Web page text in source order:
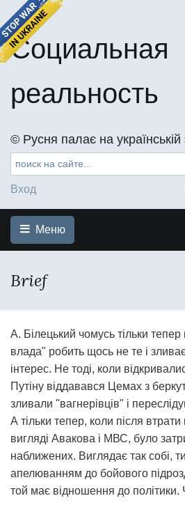
Социальная
реальность
©️ Русня палає на українській
Вход
Меню
Brief
А. Білецький чомусь тільки
влада" робить щось не те і
інтерес. Не тоді, коли
Путіну віддавався Цемах з
зливали "вагнерівців" і
А тільки тепер, коли після втрати
вигляді Авакова і МВС, було
наближених. Виглядає так собі,
апелюванням до бойового
той має відношення до